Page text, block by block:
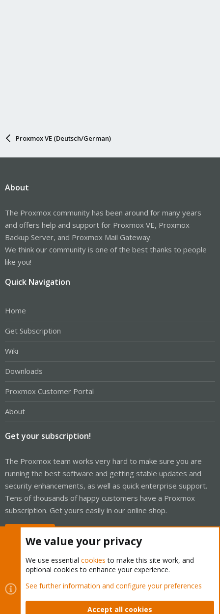
Proxmox VE (Deutsch/German)
About
The Proxmox community has been around for many years
and offers help and support for Proxmox VE, Proxmox
Backup Server, and Proxmox Mail Gateway.
We think our community is one of the best thanks to people
like you!
Quick Navigation
Home
Get Subscription
Wiki
Downloads
Proxmox Customer Portal
About
Get your subscription!
The Proxmox team works very hard to make sure you are
running the best software and getting stable updates and
security enhancements, as well as quick enterprise support.
Tens of thousands of happy customers have a Proxmox
subscription. Get yours easily in our online shop.
Cookies
Proxmox Support Forum - Light Mode
Contact us
Terms and rules Privacy policy Help Home
We value your privacy
We use essential cookies to make this site work, and
optional cookies to enhance your experience.
See further information and configure your preferences
Accept all cookies